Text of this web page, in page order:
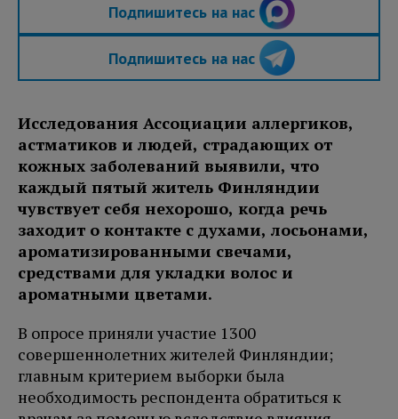
Подпишитесь на нас
Подпишитесь на нас
Исследования Ассоциации аллергиков,
астматиков и людей, страдающих от
кожных заболеваний выявили, что
каждый пятый житель Финляндии
чувствует себя нехорошо, когда речь
заходит о контакте с духами, лосьонами,
ароматизированными свечами,
средствами для укладки волос и
ароматными цветами.
В опросе приняли участие 1300
совершеннолетних жителей Финляндии;
главным критерием выборки была
необходимость респондента обратиться к